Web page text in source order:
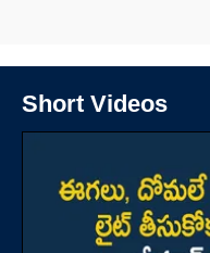
Short Videos